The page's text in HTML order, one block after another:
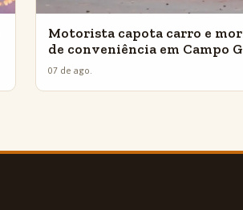
Motorista capota carro e
de conveniência em Campo
07 de ago.